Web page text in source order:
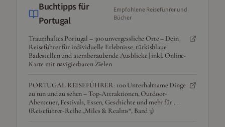
Buchtipps für
Portugal
Empfohlene Reiseführer und
Bücher
Traumhaftes Portugal – 300 unvergessliche Orte – Dein
Reiseführer für individuelle Erlebnisse, türkisblaue
Badestellen und atemberaubende Ausblicke | inkl. Online-
Karte mit navigierbaren Zielen
PORTUGAL REISEFÜHRER: 100 Unterhaltsame Dinge
zu tun und zu sehen – Top-Attraktionen, Outdoor-
Abenteuer, Festivals, Essen, Geschichte und mehr für ...
(Reiseführer-Reihe „Miles & Realms“, Band 3)